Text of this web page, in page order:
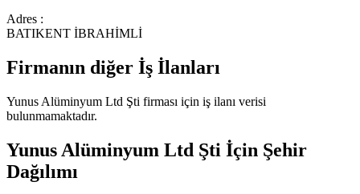
Adres :
BATIKENT İBRAHİMLİ
Firmanın diğer İş İlanları
Yunus Alüminyum Ltd Şti firması için iş ilanı verisi
bulunmamaktadır.
Yunus Alüminyum Ltd Şti İçin Şehir
Dağılımı